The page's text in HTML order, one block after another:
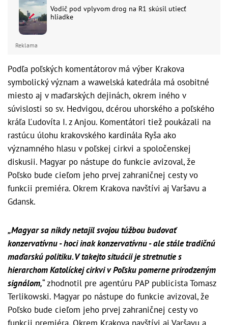
Vodič pod vplyvom drog na R1 skúsil utiecť
hliadke
Reklama
Podľa poľských komentátorov má výber Krakova
symbolický význam a wawelská katedrála má osobitné
miesto aj v maďarských dejinách, okrem iného v
súvislosti so sv. Hedvigou, dcérou uhorského a poľského
kráľa Ľudovíta I. z Anjou. Komentátori tiež poukázali na
rastúcu úlohu krakovského kardinála Ryša ako
významného hlasu v poľskej cirkvi a spoločenskej
diskusii. Magyar po nástupe do funkcie avizoval, že
Poľsko bude cieľom jeho prvej zahraničnej cesty vo
funkcii premiéra. Okrem Krakova navštívi aj Varšavu a
Gdansk.
„Magyar sa nikdy netajil svojou túžbou budovať
konzervatívnu - hoci inak konzervatívnu - ale stále tradičnú
maďarskú politiku. V takejto situácii je stretnutie s
hierarchom Katolíckej cirkvi v Poľsku pomerne prirodzeným
signálom,“ zhodnotil pre agentúru PAP publicista Tomasz
Terlikowski. Magyar po nástupe do funkcie avizoval, že
Poľsko bude cieľom jeho prvej zahraničnej cesty vo